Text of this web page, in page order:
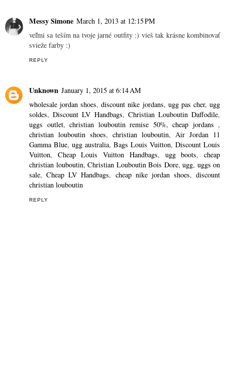
Messy Simone March 1, 2013 at 12:15 PM
veľmi sa teším na tvoje jarné outfity :) vieš tak krásne kombinovať
svieže farby :)
REPLY
Unknown January 1, 2015 at 6:14 AM
wholesale jordan shoes,discount nike jordans, ugg pas cher,ugg
soldes,Discount LV Handbags, Christian Louboutin Daffodile,
uggs outlet, christian louboutin remise 50%, cheap jordans ,
christian louboutin shoes, christian louboutin, Air Jordan 11
Gamma Blue, ugg australia, Bags Louis Vuitton, Discount Louis
Vuitton, Cheap Louis Vuitton Handbags, ugg boots,cheap
christian louboutin, Christian Louboutin Bois Dore, ugg, uggs on
sale,Cheap LV Handbags, cheap nike jordan shoes, discount
christian louboutin
REPLY